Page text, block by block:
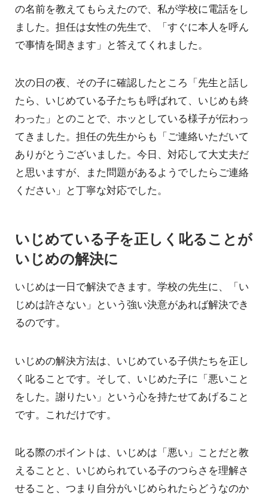
の名前を教えてもらえたので、私が学校に電話をし
ました。担任は女性の先生で、「すぐに本人を呼ん
で事情を聞きます」と答えてくれました。
次の日の夜、その子に確認したところ「先生と話し
たら、いじめている子たちも呼ばれて、いじめも終
わった」とのことで、ホッとしている様子が伝わっ
てきました。担任の先生からも「ご連絡いただいて
ありがとうございました。今日、対応して大丈夫だ
と思いますが、また問題があるようでしたらご連絡
ください」と丁寧な対応でした。
いじめている子を正しく叱ることが
いじめの解決に
いじめは一日で解決できます。学校の先生に、「い
じめは許さない」という強い決意があれば解決でき
るのです。
いじめの解決方法は、いじめている子供たちを正し
く叱ることです。そして、いじめた子に「悪いこと
をした。謝りたい」という心を持たせてあげること
です。これだけです。
叱る際のポイントは、いじめは「悪い」ことだと教
えることと、いじめられている子のつらさを理解さ
せること、つまり自分がいじめられたらどうなのか